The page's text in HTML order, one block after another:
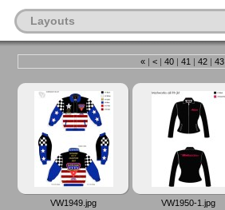
Layouts
« | < | 40 | 41 | 42 | 43
VW1949.jpg VW1950-1.jpg